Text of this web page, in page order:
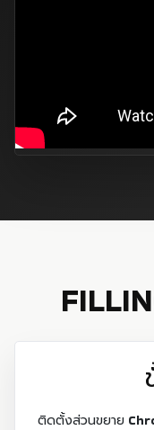
ติดตั้งส่วนขยาย